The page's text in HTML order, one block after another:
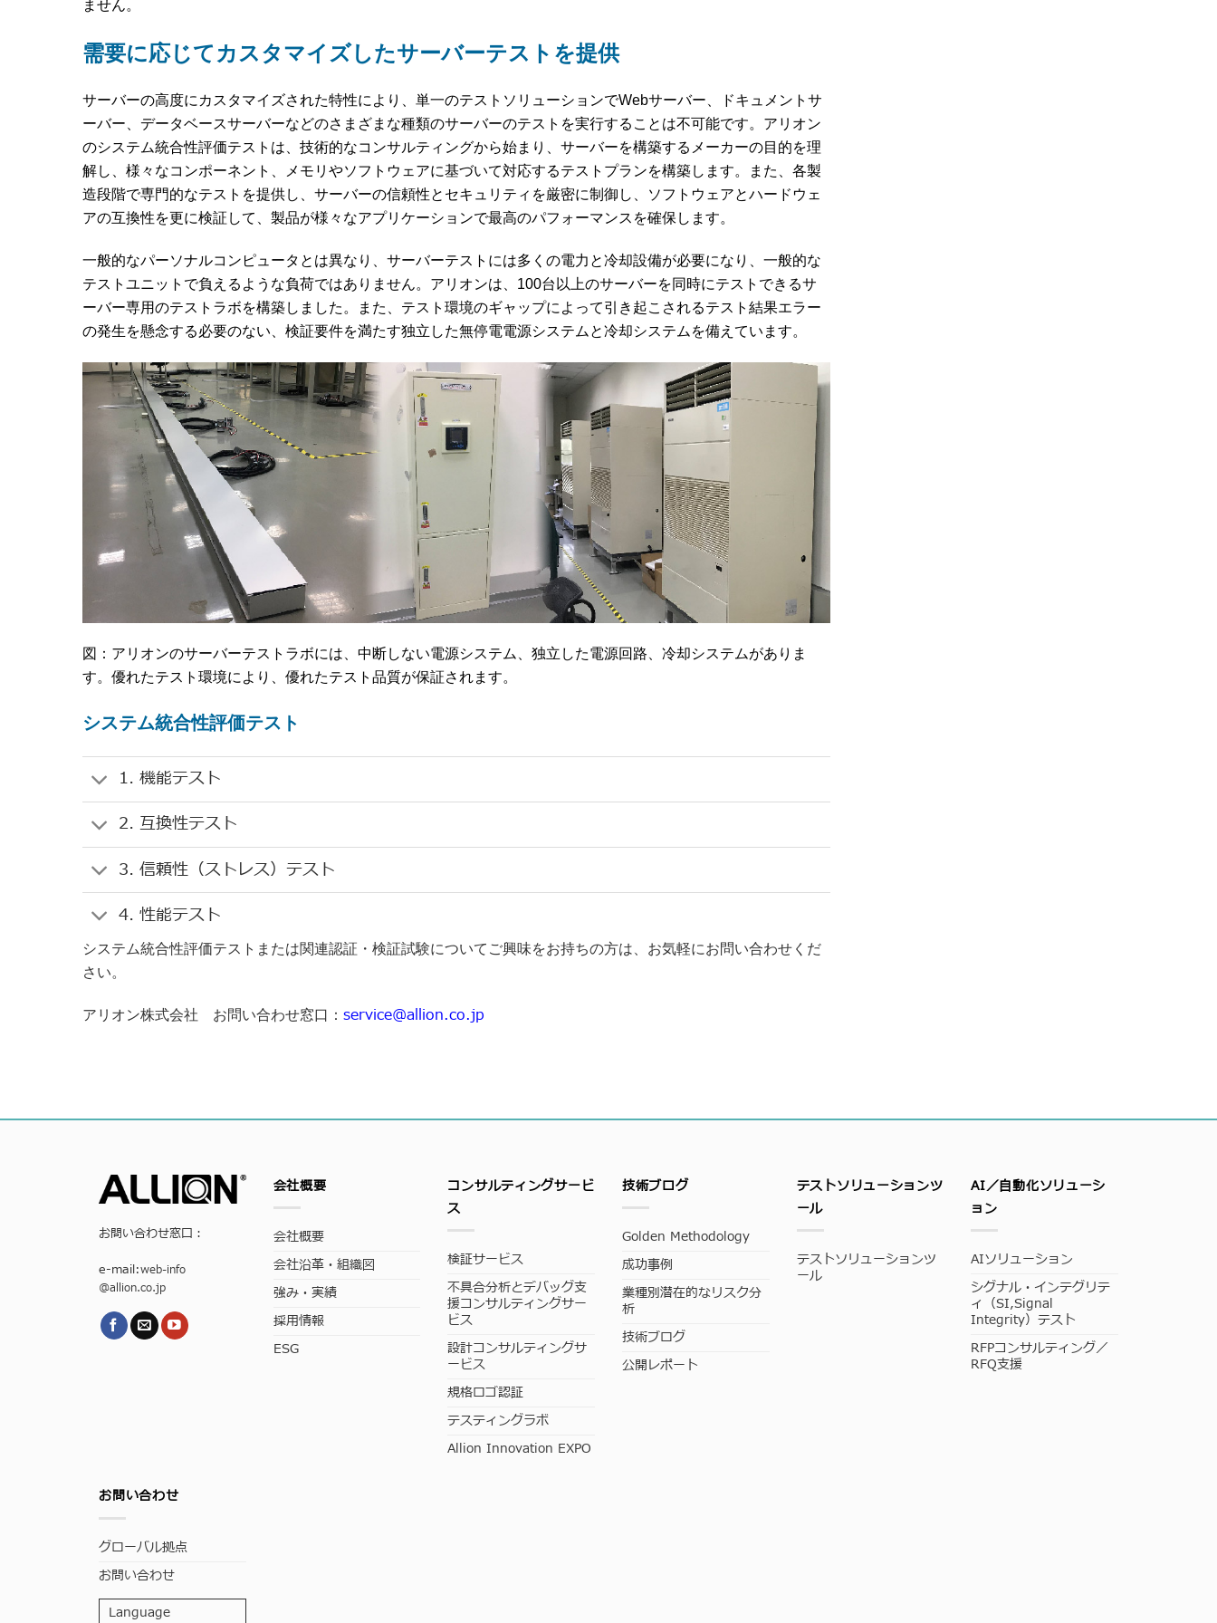
ません。
需要に応じてカスタマイズしたサーバーテストを提供
サーバーの高度にカスタマイズされた特性により、単一のテストソリューションでWebサーバー、ドキュメントサ
ーバー、データベースサーバーなどのさまざまな種類のサーバーのテストを実行することは不可能です。アリオン
のシステム統合性評価テストは、技術的なコンサルティングから始まり、サーバーを構築するメーカーの目的を理
解し、様々なコンポーネント、メモリやソフトウェアに基づいて対応するテストプランを構築します。また、各製
造段階で専門的なテストを提供し、サーバーの信頼性とセキュリティを厳密に制御し、ソフトウェアとハードウェ
アの互換性を更に検証して、製品が様々なアプリケーションで最高のパフォーマンスを確保します。
一般的なパーソナルコンピュータとは異なり、サーバーテストには多くの電力と冷却設備が必要になり、一般的な
テストユニットで負えるような負荷ではありません。アリオンは、100台以上のサーバーを同時にテストできるサ
ーバー専用のテストラボを構築しました。また、テスト環境のギャップによって引き起こされるテスト結果エラー
の発生を懸念する必要のない、検証要件を満たす独立した無停電電源システムと冷却システムを備えています。
図：アリオンのサーバーテストラボには、中断しない電源システム、独立した電源回路、冷却システムがありま
す。優れたテスト環境により、優れたテスト品質が保証されます。
システム統合性評価テスト
1. 機能テスト
2. 互換性テスト
3. 信頼性（ストレス）テスト
4. 性能テスト
システム統合性評価テストまたは関連認証・検証試験についてご興味をお持ちの方は、お気軽にお問い合わせくだ
さい。
アリオン株式会社 お問い合わせ窓口： service@allion.co.jp
お問い合わせ窓口：
e-mail:web-info
@allion.co.jp
会社概要
会社概要
会社沿革・組織図
強み・実績
採用情報
ESG
コンサルティングサービ
ス
検証サービス
不具合分析とデバッグ支
援コンサルティングサー
ビス
設計コンサルティングサ
ービス
規格ロゴ認証
テスティングラボ
Allion Innovation EXPO
技術ブログ
Golden Methodology
成功事例
業種別潜在的なリスク分
析
技術ブログ
公開レポート
テストソリューションツ
ール
テストソリューションツ
ール
AI／自動化ソリューシ
ョン
AIソリューション
シグナル・インテグリテ
ィ（SI,Signal
Integrity）テスト
RFPコンサルティング／
RFQ支援
お問い合わせ
グローバル拠点
お問い合わせ
Language